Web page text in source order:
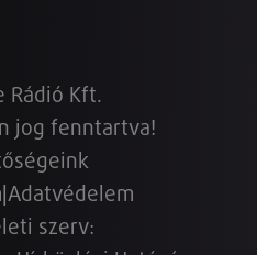
Rádió Kft.
jog fenntartva!
Adatvédelem
szerv: